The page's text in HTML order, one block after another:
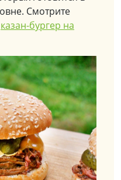
Смотрите
казан-бургер на